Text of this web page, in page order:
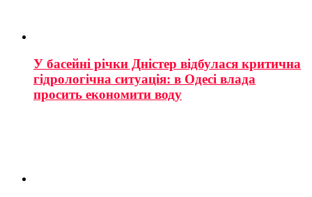
У басейні річки Дністер відбулася критична
гідрологічна ситуація: в Одесі влада
просить економити воду